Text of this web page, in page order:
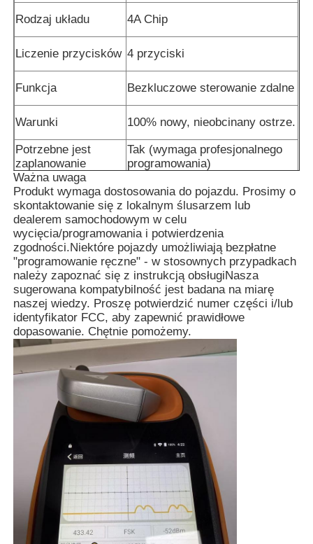
Dom
Produkty
Filmy
Rodzaj układu 4A Chip
Liczenie przycisków 4 przyciski
Funkcja Bezkluczowe sterowanie zdalne
Warunki 100% nowy, nieobcinany ostrze.
Potrzebne jest
zaplanowanie
Tak (wymaga profesjonalnego
programowania)
Ważna uwaga
Produkt wymaga dostosowania do pojazdu. Prosimy o
skontaktowanie się z lokalnym ślusarzem lub
dealerem samochodowym w celu
wycięcia/programowania i potwierdzenia
zgodności.Niektóre pojazdy umożliwiają bezpłatne
"programowanie ręczne" - w stosownych przypadkach
należy zapoznać się z instrukcją obsługiNasza
sugerowana kompatybilność jest badana na miarę
naszej wiedzy. Proszę potwierdzić numer części i/lub
identyfikator FCC, aby zapewnić prawidłowe
dopasowanie. Chętnie pomożemy.